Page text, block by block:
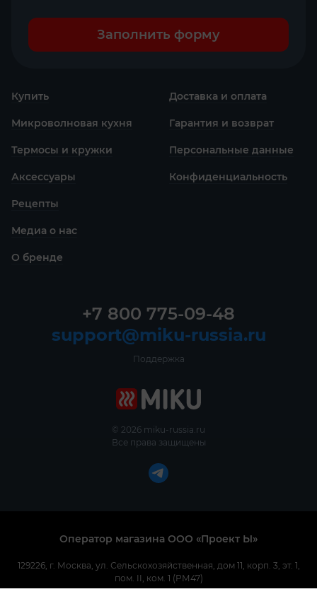
Заполнить форму
Купить
Микроволновая кухня
Термосы и кружки
Аксессуары
Рецепты
Медиа о нас
О бренде
Доставка и оплата
Гарантия и возврат
Персональные данные
Конфиденциаль­ность
© 2026 miku-russia.ru
Все права защищены
+7 800 775-09-48
support@miku-russia.ru
Поддержка
Оператор магазина ООО «Проект Ы»
129226, г. Москва, ул. Сельскохозяйственная, дом 11, корп. 3, эт. 1,
пом. II, ком. 1 (РМ47)